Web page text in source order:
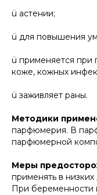
ü астении;
ü для повышения
ü применяется при
коже, кожных
ü заживляет раны.
Методики
парфюмерия. В
парфюмерной
Меры
применять в
При беременности